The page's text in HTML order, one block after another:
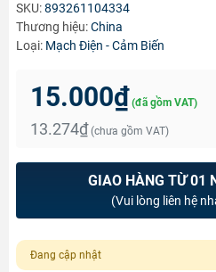
SKU:893261104334
Thương hiệu:China
Loại: Mạch Điện - Cảm Biến
15.000₫ (đã gồm VAT)
13.274₫ (chưa gồm VAT)
GIAO HÀNG TỪ 01
(Vui lòng liên hệ
Đang cập nhật